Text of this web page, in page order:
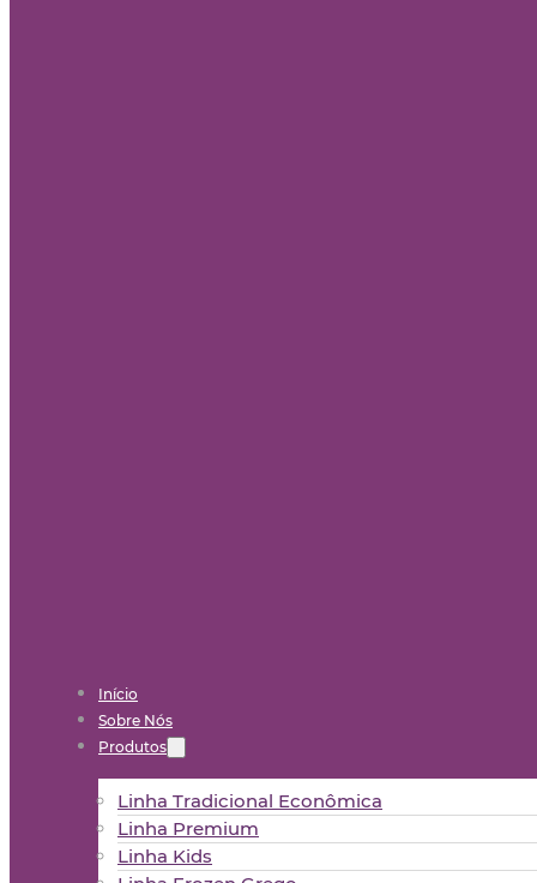
Início
Sobre Nós
Produtos
Linha Tradicional Econômica
Linha Premium
Linha Kids